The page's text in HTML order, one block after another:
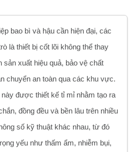
bao bì và hậu cần hiện đại, các
là thiết bị cốt lõi không thể thay
sản xuất hiệu quả, bảo vệ chất
chuyển an toàn qua các khu vực.
được thiết kế tỉ mỉ nhằm tạo ra
đồng đều và bền lâu trên nhiều
số kỹ thuật khác nhau, từ đó
yếu như thấm ẩm, nhiễm bụi,